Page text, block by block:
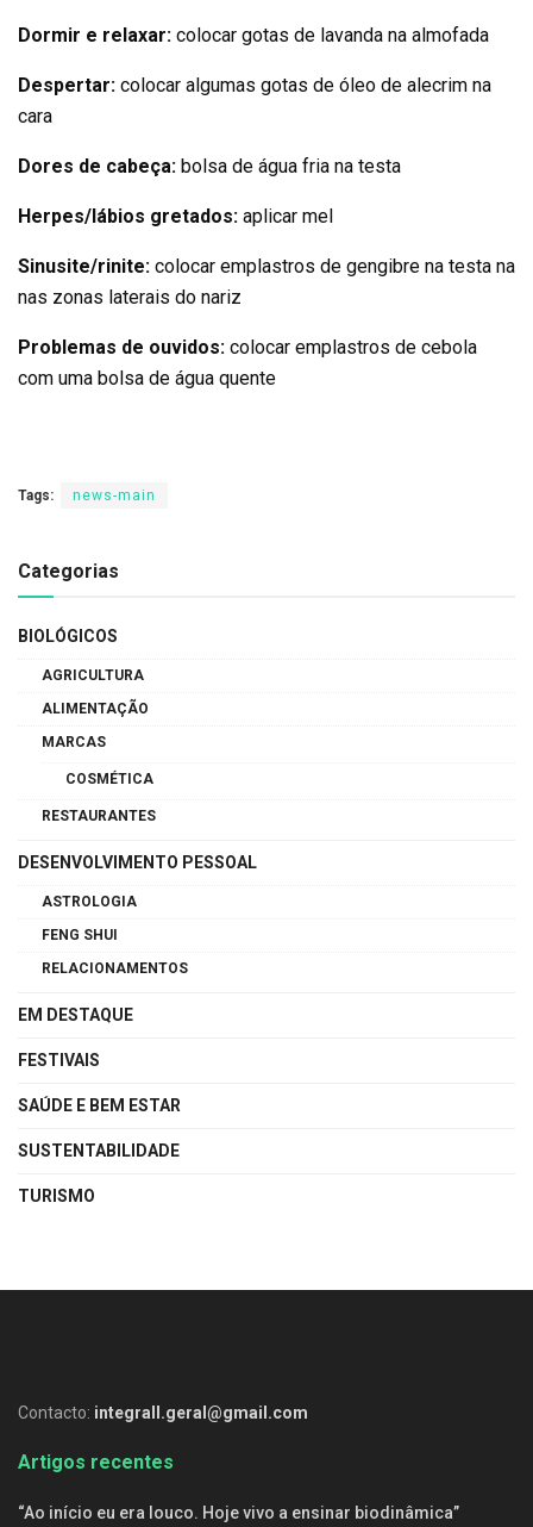
Dormir e relaxar: colocar gotas de lavanda na almofada
Despertar: colocar algumas gotas de óleo de alecrim na
cara
Dores de cabeça: bolsa de água fria na testa
Herpes/lábios gretados: aplicar mel
Sinusite/rinite: colocar emplastros de gengibre na testa na
nas zonas laterais do nariz
Problemas de ouvidos: colocar emplastros de cebola
com uma bolsa de água quente
Tags: news-main
Categorias
BIOLÓGICOS
AGRICULTURA
ALIMENTAÇÃO
MARCAS
COSMÉTICA
RESTAURANTES
DESENVOLVIMENTO PESSOAL
ASTROLOGIA
FENG SHUI
RELACIONAMENTOS
EM DESTAQUE
FESTIVAIS
SAÚDE E BEM ESTAR
SUSTENTABILIDADE
TURISMO
Contacto: integrall.geral@gmail.com
Artigos recentes
“Ao início eu era louco. Hoje vivo a ensinar biodinâmica”